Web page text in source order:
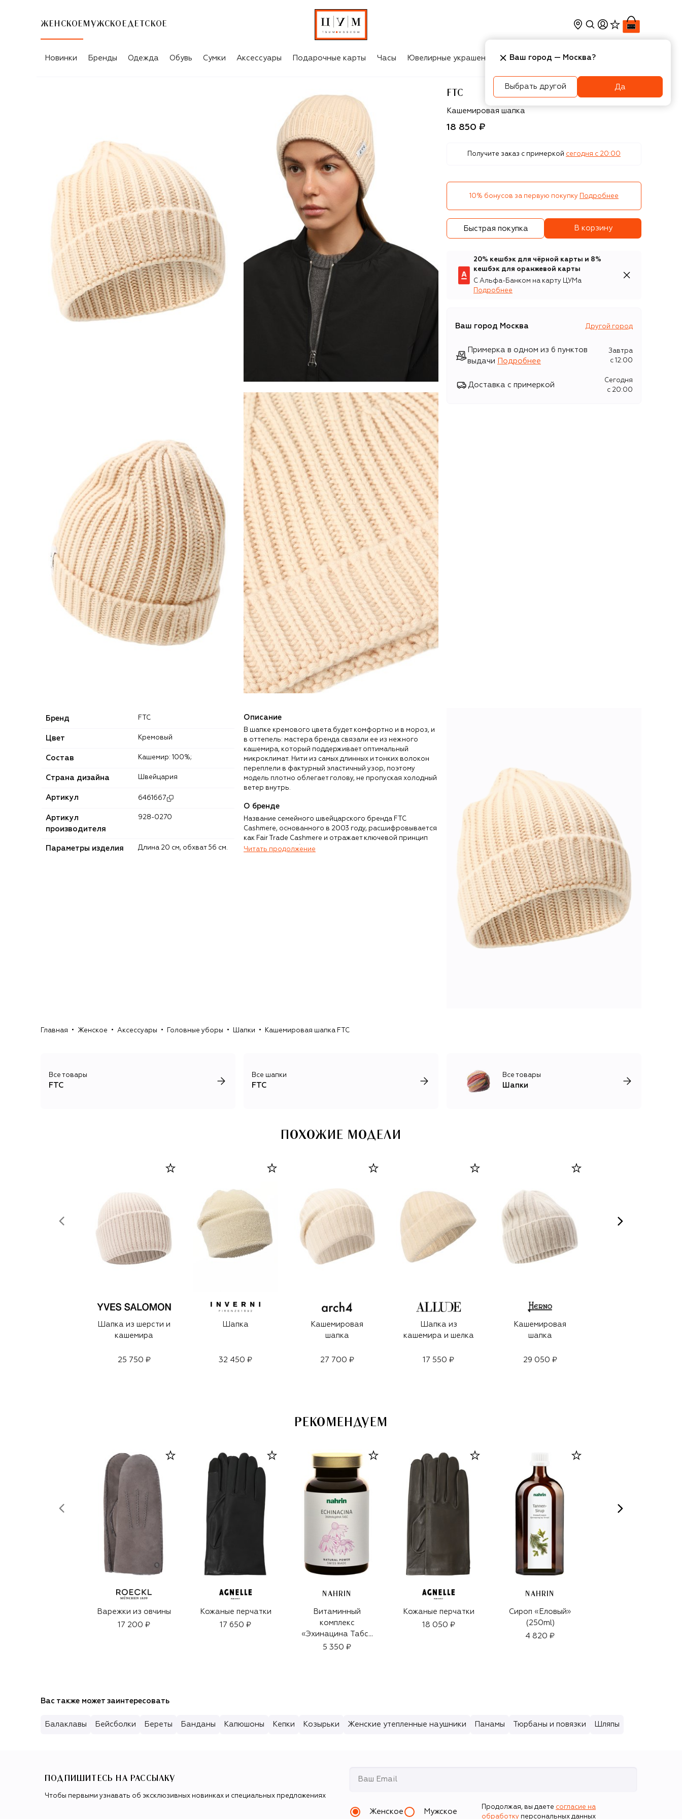
ЖЕНСКОЕ МУЖСКОЕ ДЕТСКОЕ
Новинки Бренды Одежда Обувь Сумки Аксессуары Подарочные карты Часы Ювелирные украшения Косметика Интерьер
FTC
FTC
Кашемировая шапка
18 850 ₽
Получите заказ с примеркой сегодня c 20:00
10% бонусов за первую покупку Подробнее
Быстрая покупка В корзину
20% кешбэк для чёрной карты и 8%
кешбэк для оранжевой карты
С Альфа-Банком на карту ЦУМа
Подробнее
Ваш город Москва Другой город
Примерка в одном из 6 пунктов
выдачи
Подробнее
Завтра
c 12:00
Доставка с примеркой
Сегодня
c 20:00
Бренд FTC
Цвет Кремовый
Состав Кашемир: 100%;
Страна дизайна Швейцария
Артикул 6461667
Артикул
производителя
928-0270
Параметры изделия Длина 20 см, обхват 56 см.
Описание
В шапке кремового цвета будет комфортно и в мороз, и
в оттепель: мастера бренда связали ее из нежного
кашемира, который поддерживает оптимальный
микроклимат. Нити из самых длинных и тонких волокон
переплели в фактурный эластичный узор, поэтому
модель плотно облегает голову, не пропуская холодный
ветер внутрь.
О бренде
Название семейного швейцарского бренда FTC
Cashmere, основанного в 2003 году, расшифровывается
как Fair Trade Cashmere и отражает ключевой принцип
создателей — абсолютный контроль над цепочкой
лиоцелла и бурых водорослей исландских фьордов.
Читать продолжение
Главная Женское Аксессуары Головные уборы Шапки Кашемировая шапка FTC
Все товары
FTC
Все шапки
FTC
Все товары
Шапки
ПОХОЖИЕ МОДЕЛИ
Шапка из шерсти и
кашемира
25 750 ₽
Шапка
32 450 ₽
Кашемировая
шапка
27 700 ₽
Шапка из
кашемира и шелка
17 550 ₽
Кашемировая
шапка
29 050 ₽
РЕКОМЕНДУЕМ
Варежки из овчины
17 200 ₽
Кожаные перчатки
17 650 ₽
NAHRIN
Витаминный
комплекс
«Эхинацина Табс»
(135g)
5 350 ₽
Кожаные перчатки
18 050 ₽
NAHRIN
Сироп «Еловый»
(250ml)
4 820 ₽
Вас также может заинтересовать
Балаклавы Бейсболки Береты Банданы Капюшоны Кепки Козырьки Женские утепленные наушники Панамы Тюрбаны и повязки Шляпы
ПОДПИШИТЕСЬ НА РАССЫЛКУ
Чтобы первыми узнавать об эксклюзивных новинках и специальных предложениях
Женское Мужское
Продолжая, вы даете согласие на
обработку персональных данных
Ваш город — Москва?
Выбрать другой Да